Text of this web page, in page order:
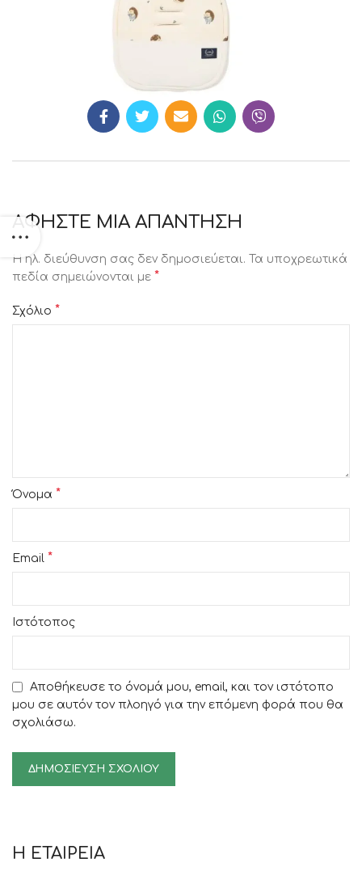
ΑΦΉΣΤΕ ΜΙΑ ΑΠΆΝΤΗΣΗ
Η ηλ. διεύθυνση σας δεν δημοσιεύεται.
Τα υποχρεωτικά
πεδία σημειώνονται με *
Σχόλιο *
Όνομα *
Email *
Ιστότοπος
Αποθήκευσε το όνομά μου, email, και τον ιστότοπο
μου σε αυτόν τον πλοηγό για την επόμενη φορά που θα
σχολιάσω.
Η ΕΤΑΙΡΕΙΑ